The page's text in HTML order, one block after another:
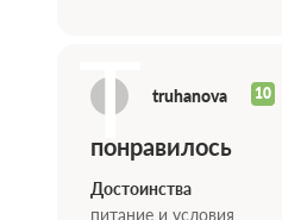
T truhanova 10
понравилось
Достоинства
питание и условия